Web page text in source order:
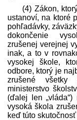
(4) Zákon,
ustanoví, na ktoré
pohľadávky,
dokončenie
zrušenej verejnej
inak, a to v
vysokej škole,
odbore, ktorý je
zrušené všetky
ministerstvo
(ďalej len
vysoká škola
keď túto